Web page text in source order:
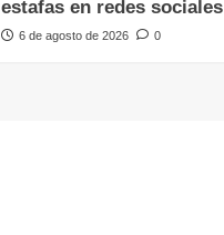
estafas en redes sociales
6 de agosto de 2026 0